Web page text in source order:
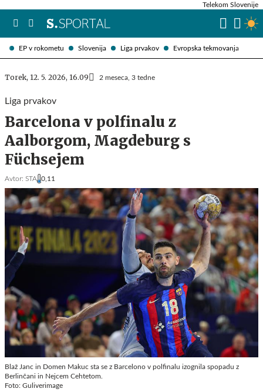
EP v rokometu Slovenija Liga prvakov Evropska tekmovanja
Telekom Slovenije
Torek, 12. 5. 2026, 16.09 2 meseca, 3 tedne
Liga prvakov
Barcelona v polfinalu z
Aalborgom, Magdeburg s
Füchsejem
Avtor: STA 0,11
Blaž Janc in Domen Makuc sta se z Barcelono v polfinalu izognila spopadu z
Berlinčani in Nejcem Cehtetom.
Foto: Guliverimage